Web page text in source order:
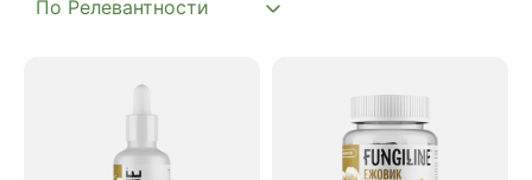
Complex
Mushroom